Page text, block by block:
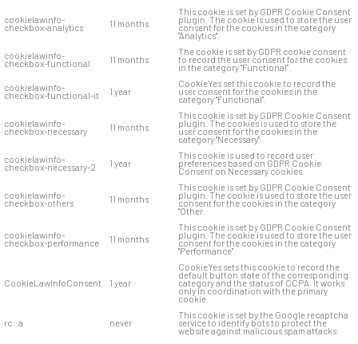
cookielawinfo-
checkbox-analytics 11 months
This cookie is set by GDPR Cookie Consent
plugin. The cookie is used to store the user
consent for the cookies in the category
"Analytics".
cookielawinfo-
checkbox-functional 11 months
The cookie is set by GDPR cookie consent
to record the user consent for the cookies
in the category "Functional".
cookielawinfo-
checkbox-functional-it 1 year
CookieYes set this cookie to record the
user consent for the cookies in the
category "Functional".
cookielawinfo-
checkbox-necessary 11 months
This cookie is set by GDPR Cookie Consent
plugin. The cookies is used to store the
user consent for the cookies in the
category "Necessary".
cookielawinfo-
checkbox-necessary-2 1 year
This cookie is used to record user
preferences based on GDPR Cookie
Consent on Necessary cookies.
cookielawinfo-
checkbox-others 11 months
This cookie is set by GDPR Cookie Consent
plugin. The cookie is used to store the user
consent for the cookies in the category
"Other.
cookielawinfo-
checkbox-performance 11 months
This cookie is set by GDPR Cookie Consent
plugin. The cookie is used to store the user
consent for the cookies in the category
"Performance".
CookieLawInfoConsent 1 year
CookieYes sets this cookie to record the
default button state of the corresponding
category and the status of CCPA. It works
only in coordination with the primary
cookie.
rc::a never
This cookie is set by the Google recaptcha
service to identify bots to protect the
website against malicious spam attacks.